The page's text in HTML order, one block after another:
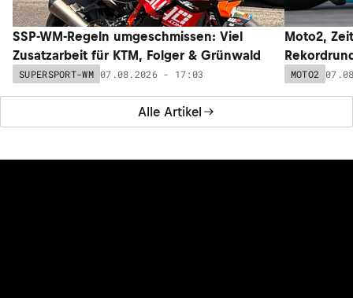
Alle Artikel
SSP-WM-Regeln umgeschmissen: Viel
Zusatzarbeit für KTM, Folger & Grünwald
SUPERSPORT-WM 07.08.2026 - 17:03
Moto2,
MOTO2